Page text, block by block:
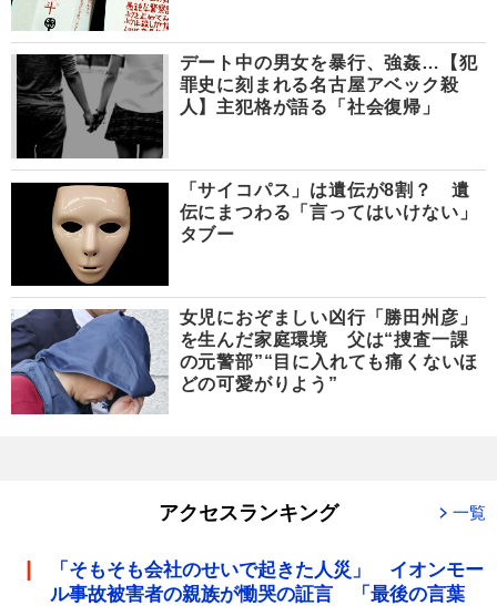
デート中の男女を暴行、強姦…【犯
罪史に刻まれる名古屋アベック殺
人】主犯格が語る「社会復帰」
「サイコパス」は遺伝が8割？ 遺
伝にまつわる「言ってはいけない」
タブー
女児におぞましい凶行「勝田州彦」
を生んだ家庭環境 父は“捜査一課
の元警部”“目に入れても痛くないほ
どの可愛がりよう”
アクセスランキング 一覧
「そもそも会社のせいで起きた人災」 イオンモー
ル事故被害者の親族が慟哭の証言 「最後の言葉